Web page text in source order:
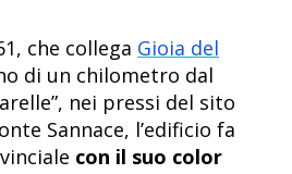
che collega Gioia del
di un chilometro dal
nei pressi del sito
Sannace, l’edificio fa
con il suo color